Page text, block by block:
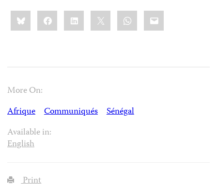
Share
this:BlueskyFacebookLinkedIn WhatsApp
Email
More On:
Afrique
Communiqués
Sénégal
Available in:
English
Print